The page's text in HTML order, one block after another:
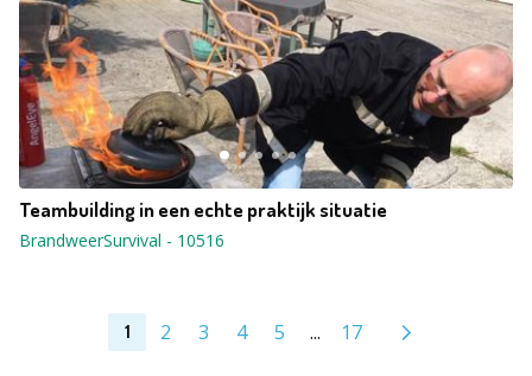
Teambuilding in een echte praktijk situatie
BrandweerSurvival - 10516
1 2 3 4 5 ... 17